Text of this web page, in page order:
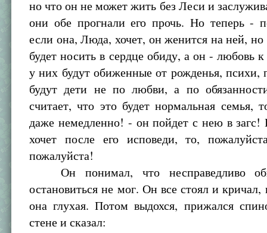
но что он не может жить без Леси и
они обе прогнали его прочь. Но теперь -
если она, Люда, хочет, он женится на ней,
будет носить в сердце обиду, а он - любовь
у них будут обиженные от рожденья, психи,
будут дети не по любви, а по
считает, что это будет нормальная семья,
даже немедленно! - он пойдет с нею в загс!
хочет после его исповеди, то,
пожалуйста!
Он понимал, что несправедливо
остановиться не мог. Он все стоял и кричал,
она глухая. Потом выдохся, прижался
стене и сказал: